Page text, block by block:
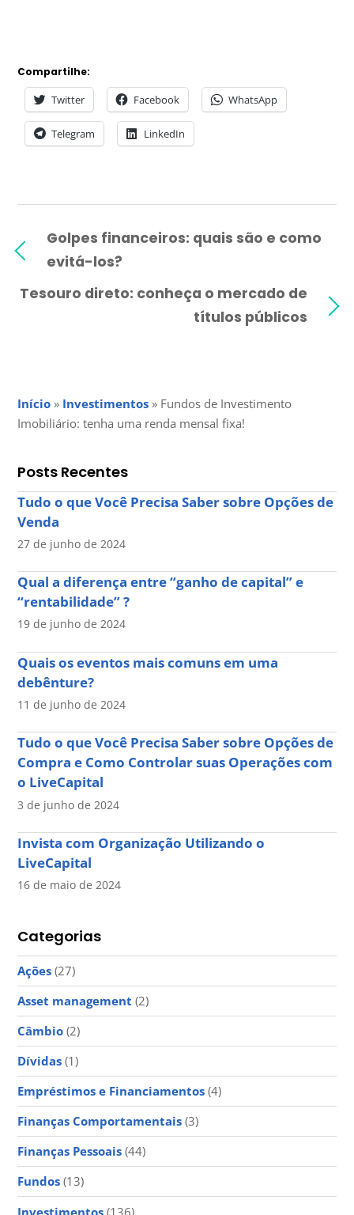
Compartilhe:
Twitter Facebook WhatsApp
Telegram LinkedIn
Golpes financeiros: quais são e como
evitá-los?
Tesouro direto: conheça o mercado de
títulos públicos
Início » Investimentos » Fundos de Investimento
Imobiliário: tenha uma renda mensal fixa!
Posts Recentes
Tudo o que Você Precisa Saber sobre Opções de
Venda
27 de junho de 2024
Qual a diferença entre “ganho de capital” e
“rentabilidade” ?
19 de junho de 2024
Quais os eventos mais comuns em uma
debênture?
11 de junho de 2024
Tudo o que Você Precisa Saber sobre Opções de
Compra e Como Controlar suas Operações com
o LiveCapital
3 de junho de 2024
Invista com Organização Utilizando o
LiveCapital
16 de maio de 2024
Categorias
Ações (27)
Asset management (2)
Câmbio (2)
Dívidas (1)
Empréstimos e Financiamentos (4)
Finanças Comportamentais (3)
Finanças Pessoais (44)
Fundos (13)
Investimentos (136)